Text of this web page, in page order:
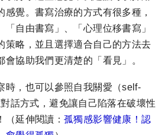
感覺。書寫治療的方式有很多種，
自由書寫」、「心理位移書寫」
策略，並且選擇適合自己的方法去
協助我們更清楚的「看見」。
時，也可以參照自我關愛（self-
話方式，避免讓自己陷落在破壞性
（延伸閱讀： 孤獨感影響健康！認